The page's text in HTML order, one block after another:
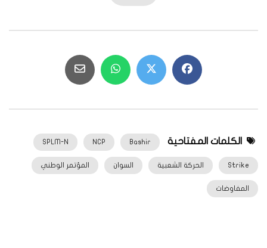
الكلمات المفتاحية Bashir
NCP
SPLM-N
Strike الحركة الشعبية السوان المؤتمر الوطني
المفاوضات